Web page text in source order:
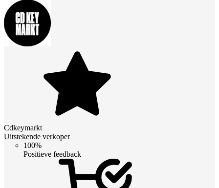
Cdkeymarkt
Uitstekende verkoper
100%
Positieve feedback